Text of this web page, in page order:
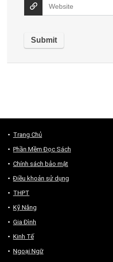
Trang Chủ
Phần Mềm Đọc Sách
Chính sách bảo mật
Điều khoản sử dụng
THPT
Kỹ Năng
Gia Đình
Kinh Tế
Ngoại Ngữ